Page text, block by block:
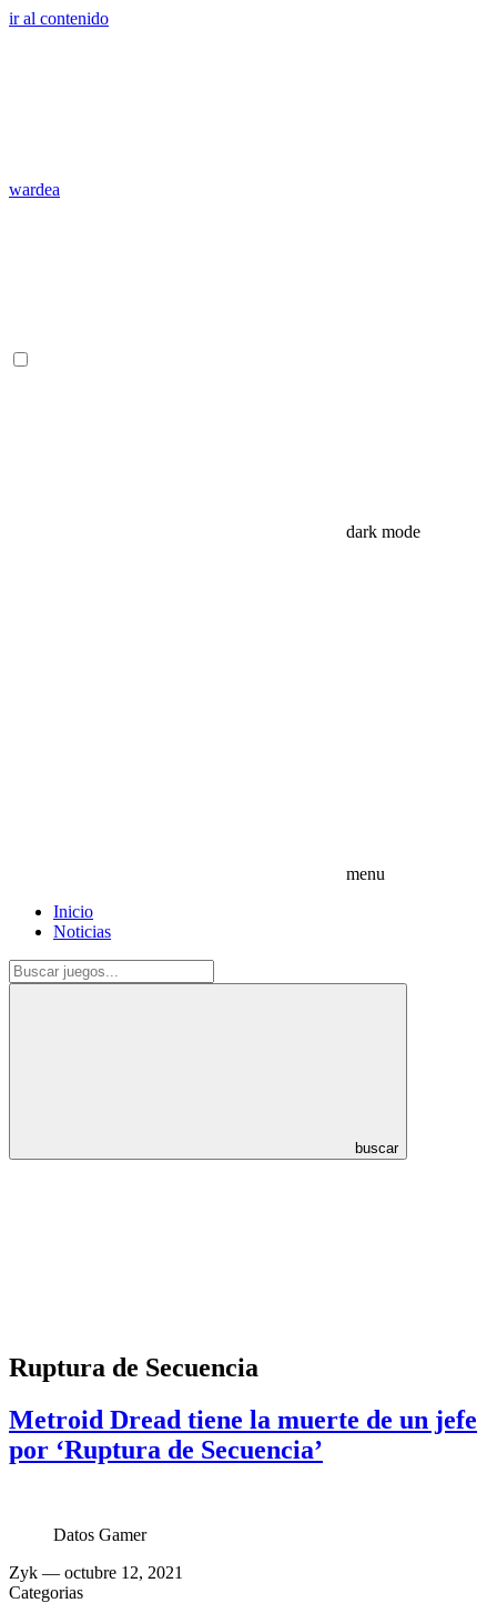
ir al contenido
wardea
dark mode
menu
Inicio
Noticias
buscar
Ruptura de Secuencia
Metroid Dread tiene la muerte de un jefe
por ‘Ruptura de Secuencia’
Datos Gamer
Zyk — octubre 12, 2021
Categorias